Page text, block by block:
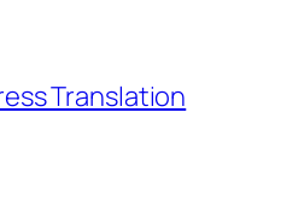
Translation